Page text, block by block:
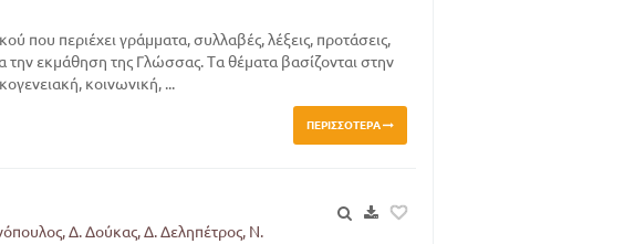
που περιέχει γράμματα, συλλαβές, λέξεις, προτάσεις,
την εκμάθηση της Γλώσσας. Τα θέματα βασίζονται στην
κοινωνική, ...
ΠΕΡΙΣΣΌΤΕΡΑ
Δ. Δούκας, Δ. Δεληπέτρος, Ν.